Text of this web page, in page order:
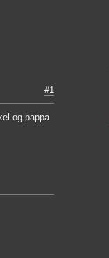
#1
og pappa